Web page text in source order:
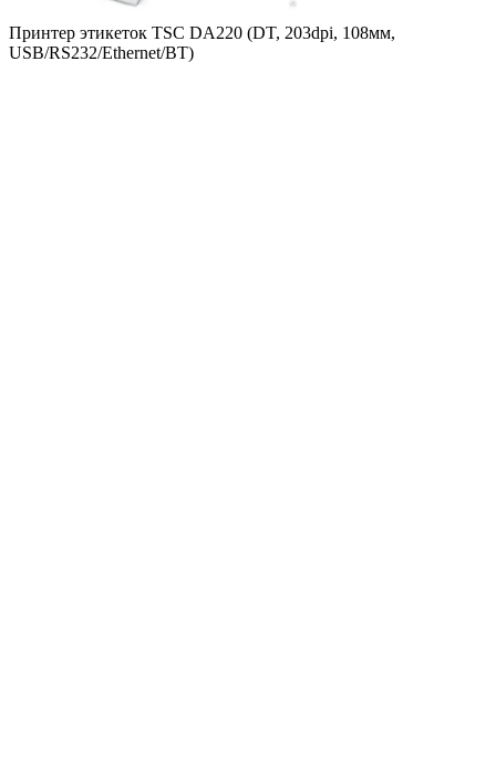
Принтер этикеток TSC DA220 (DT, 203dpi, 108мм,
USB/RS232/Ethernet/BT)